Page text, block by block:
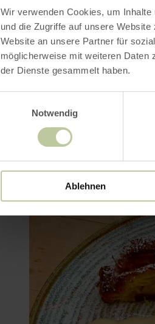
Wir verwenden Cookies, um
und die Zugriffe auf unsere
Website an unsere Partner für
möglicherweise mit weiteren Daten
der Dienste gesammelt haben.
Notwendig
Ablehnen
Catégories
Nombre